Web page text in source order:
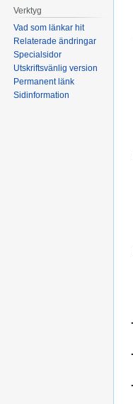
Verktyg
Vad som länkar hit
Relaterade ändringar
Specialsidor
Utskriftsvänlig version
Permanent länk
Sidinformation